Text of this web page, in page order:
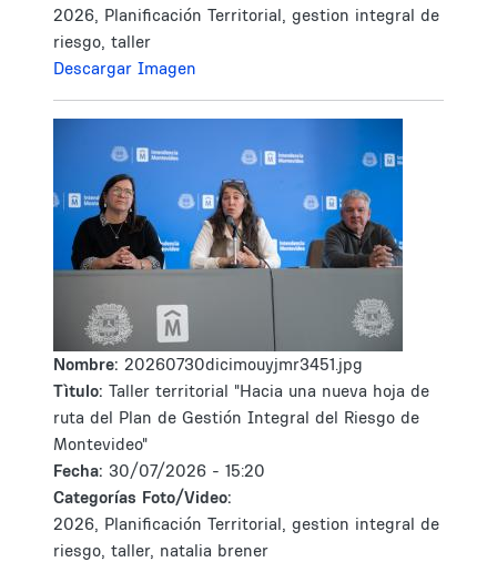
2026, Planificación Territorial, gestion integral de
riesgo, taller
Descargar Imagen
Nombre: 20260730dicimouyjmr3451.jpg
Tìtulo: Taller territorial "Hacia una nueva hoja de
ruta del Plan de Gestión Integral del Riesgo de
Montevideo"
Fecha: 30/07/2026 - 15:20
Categorías Foto/Video:
2026, Planificación Territorial, gestion integral de
riesgo, taller, natalia brener